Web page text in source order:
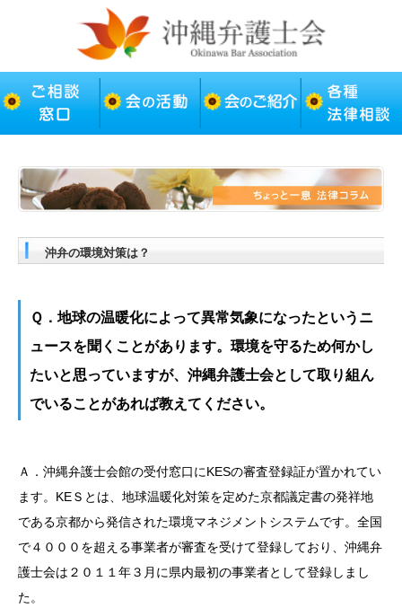
沖弁の環境対策は？
Ｑ．地球の温暖化によって異常気象になったというニ
ュースを聞くことがあります。環境を守るため何かし
たいと思っていますが、沖縄弁護士会として取り組ん
でいることがあれば教えてください。
Ａ．沖縄弁護士会館の受付窓口にKESの審査登録証が置かれてい
ます。KEＳとは、地球温暖化対策を定めた京都議定書の発祥地
である京都から発信された環境マネジメントシステムです。全国
で４０００を超える事業者が審査を受けて登録しており、沖縄弁
護士会は２０１１年３月に県内最初の事業者として登録しまし
た。